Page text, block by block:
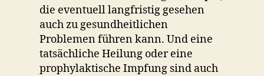
die eventuell langfristig gesehen
auch zu gesundheitlichen
Problemen führen kann. Und eine
tatsächliche Heilung oder eine
prophylaktische Impfung sind auch